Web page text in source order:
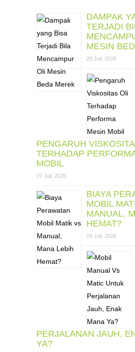
DAMPAK
TERJADI
MESIN
29 Juli, 2026
PENGARUH
TERHADAP
MOBIL
27 Juli, 2026
BIAYA
MOBIL
MANUAL,
HEMAT?
24 Juli, 2026
PERJALANAN JAUH,
YA?